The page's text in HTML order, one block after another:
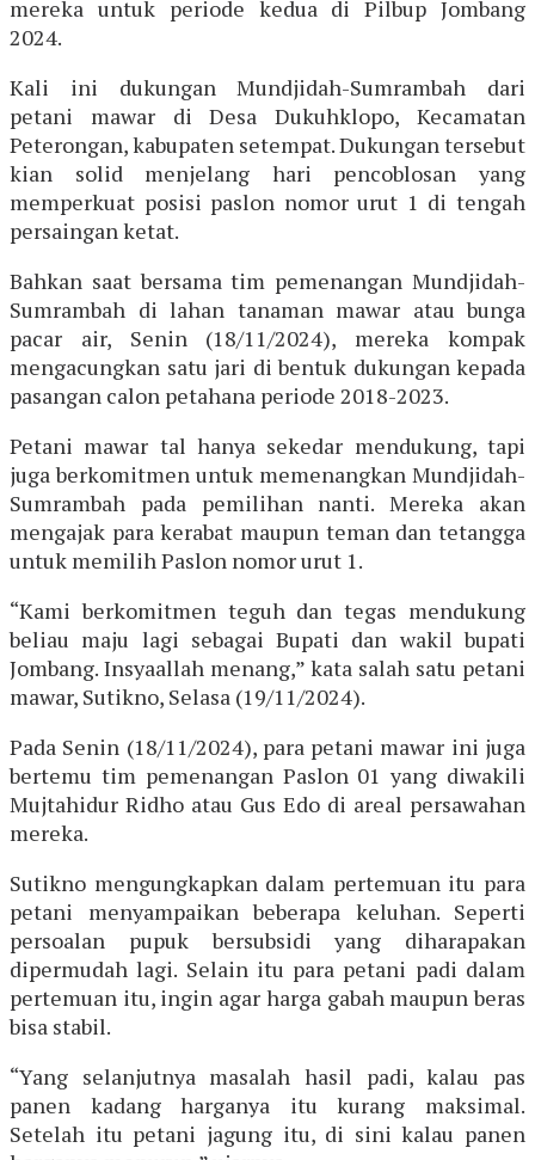
mereka untuk periode kedua di Pilbup Jombang
2024.
Kali ini dukungan Mundjidah-Sumrambah dari
petani mawar di Desa Dukuhklopo, Kecamatan
Peterongan, kabupaten setempat. Dukungan tersebut
kian solid menjelang hari pencoblosan yang
memperkuat posisi paslon nomor urut 1 di tengah
persaingan ketat.
Bahkan saat bersama tim pemenangan Mundjidah-
Sumrambah di lahan tanaman mawar atau bunga
pacar air, Senin (18/11/2024), mereka kompak
mengacungkan satu jari di bentuk dukungan kepada
pasangan calon petahana periode 2018-2023.
Petani mawar tal hanya sekedar mendukung, tapi
juga berkomitmen untuk memenangkan Mundjidah-
Sumrambah pada pemilihan nanti. Mereka akan
mengajak para kerabat maupun teman dan tetangga
untuk memilih Paslon nomor urut 1.
“Kami berkomitmen teguh dan tegas mendukung
beliau maju lagi sebagai Bupati dan wakil bupati
Jombang. Insyaallah menang,” kata salah satu petani
mawar, Sutikno, Selasa (19/11/2024).
Pada Senin (18/11/2024), para petani mawar ini juga
bertemu tim pemenangan Paslon 01 yang diwakili
Mujtahidur Ridho atau Gus Edo di areal persawahan
mereka.
Sutikno mengungkapkan dalam pertemuan itu para
petani menyampaikan beberapa keluhan. Seperti
persoalan pupuk bersubsidi yang diharapakan
dipermudah lagi. Selain itu para petani padi dalam
pertemuan itu, ingin agar harga gabah maupun beras
bisa stabil.
“Yang selanjutnya masalah hasil padi, kalau pas
panen kadang harganya itu kurang maksimal.
Setelah itu petani jagung itu, di sini kalau panen